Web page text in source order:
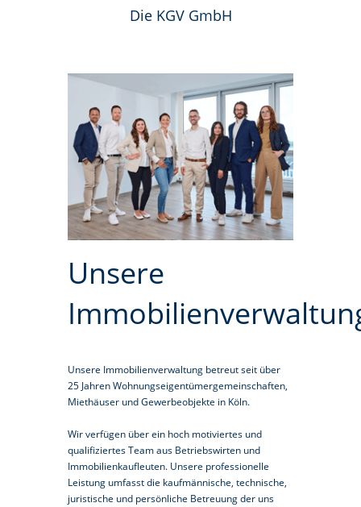
Die KGV GmbH
Unsere
Unsere Immobilienverwaltung betreut seit über
25 Jahren Wohnungseigentümergemeinschaften,
Miethäuser und Gewerbeobjekte in Köln.
Wir verfügen über ein hoch motiviertes und
qualifiziertes Team aus Betriebswirten und
Immobilienkaufleuten. Unsere professionelle
Leistung umfasst die kaufmännische, technische,
juristische und persönliche Betreuung der uns